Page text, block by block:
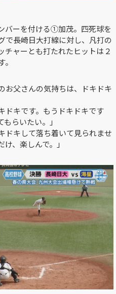
バーを付ける①加茂。四死球を
で長崎日大打線に対し、凡打の
チャーとも打たれたヒットは２
お父さんの気持ちは、ドキドキ
ドキです。もうドキドキです
らいたい。」
ドキして落ち着いて見られませ
、楽しんで。」